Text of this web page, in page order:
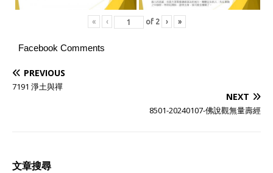
« ‹ of 2 › »
Facebook Comments
PREVIOUS
7191 淨土與禪
NEXT
8501-20240107-佛說觀無量壽經
文章搜尋